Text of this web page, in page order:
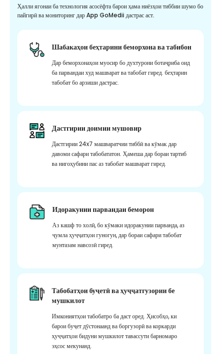
Ҳалли ягонаи ба технология асосёфта барои ҳама ниёзҳои тиббии шумо бо
пайгирӣ ва мониторинг дар App GoMedii дастрас аст.
Шабакаҳои беҳтарини беморхона ва табибон
Дар беморхонаҳои муосир бо духтурони ботаҷриба оид
ба парвандаи худ машварат ва табобат гиред. беҳтарин
табобат бо арзиши дастрас.
Дастгирии доимии мушовир
Дастгирии 24x7 машваратчии тиббӣ ва кӯмак дар
давоми сафари табобататон. Ҳамеша дар бораи тартиб
ва нигоҳубини пас аз табобат машварат гиред.
Идоракунии парвандаи беморон
Аз кашф то холӣ, бо кӯмаки идоракунии парванда, аз
ҷумла ҳуҷҷатҳои гуногун, дар бораи сафари табобат
мунтазам навсозӣ гиред.
Табобатҳои буҷетӣ ва ҳуҷҷатгузории бе
мушкилот
Имкониятҳои табобатро ба даст оред. Ҳисобҳо, ки
барои буҷет дӯстонаанд ва боргузорӣ ва коркарди
ҳуҷҷатҳои бидуни мушкилот тавассути барномаро
эҳсос мекунанд.